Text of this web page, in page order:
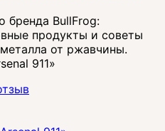
бренда BullFrog:
продукты и советы
от ржавчины.
911»